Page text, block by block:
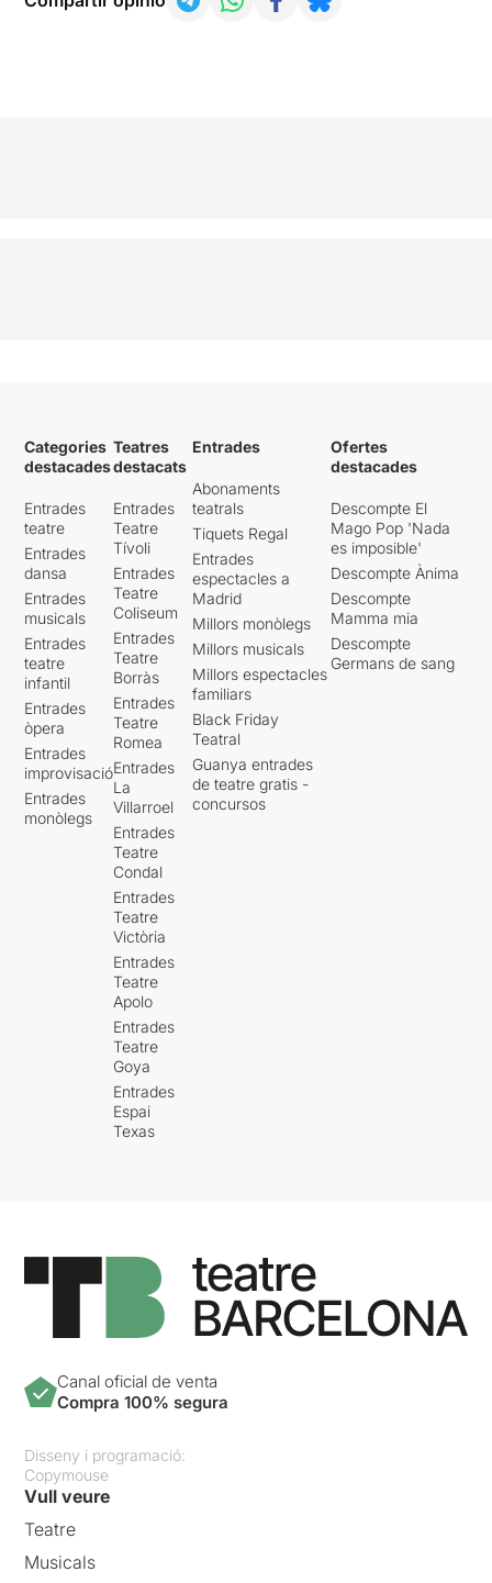
Categories
destacades
Entrades
teatre
Entrades
dansa
Entrades
musicals
Entrades
teatre
infantil
Entrades
òpera
Entrades
improvisació
Entrades
monòlegs
Teatres
destacats
Entrades
Teatre
Tívoli
Entrades
Teatre
Coliseum
Entrades
Teatre
Borràs
Entrades
Teatre
Romea
Entrades
La
Villarroel
Entrades
Teatre
Condal
Entrades
Teatre
Victòria
Entrades
Teatre
Apolo
Entrades
Teatre
Goya
Entrades
Espai
Texas
Entrades
Abonaments
teatrals
Tiquets Regal
Entrades
espectacles a
Madrid
Millors monòlegs
Millors musicals
Millors espectacles
familiars
Black Friday
Teatral
Guanya entrades
de teatre gratis -
concursos
Ofertes
destacades
Descompte El
Mago Pop 'Nada
es imposible'
Descompte Ànima
Descompte
Mamma mia
Descompte
Germans de sang
Canal oficial de venta
Compra 100% segura
Disseny i programació:
Copymouse
Vull veure
Teatre
Musicals